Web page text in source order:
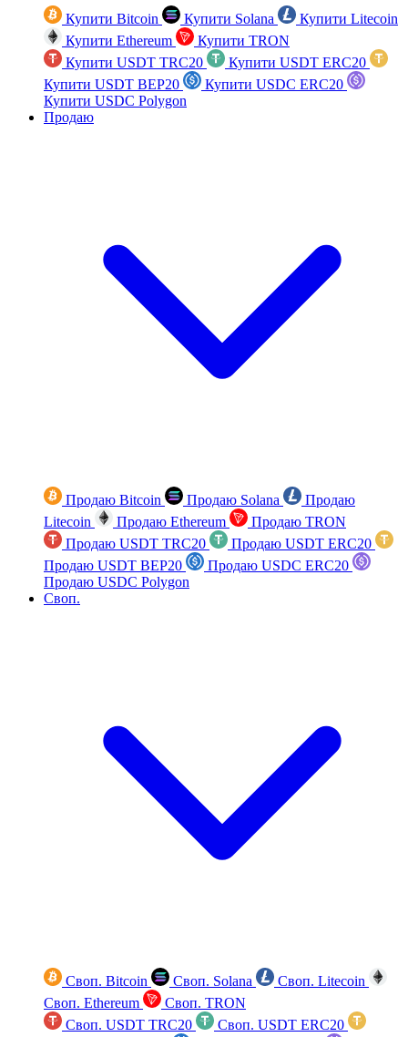
Купити Bitcoin Купити Solana
Купити Litecoin
Купити Ethereum
Купити TRON
Купити USDT TRC20
Купити USDT ERC20
Купити USDT BEP20
Купити USDC ERC20
Купити USDC Polygon
Продаю
Продаю Bitcoin Продаю Solana
Продаю
Litecoin
Продаю Ethereum
Продаю TRON
Продаю USDT TRC20
Продаю USDT ERC20
Продаю USDT BEP20
Продаю USDC ERC20
Продаю USDC Polygon
Своп.
Своп. Bitcoin Своп. Solana
Своп. Litecoin
Своп. Ethereum
Своп. TRON
Своп. USDT TRC20
Своп. USDT ERC20